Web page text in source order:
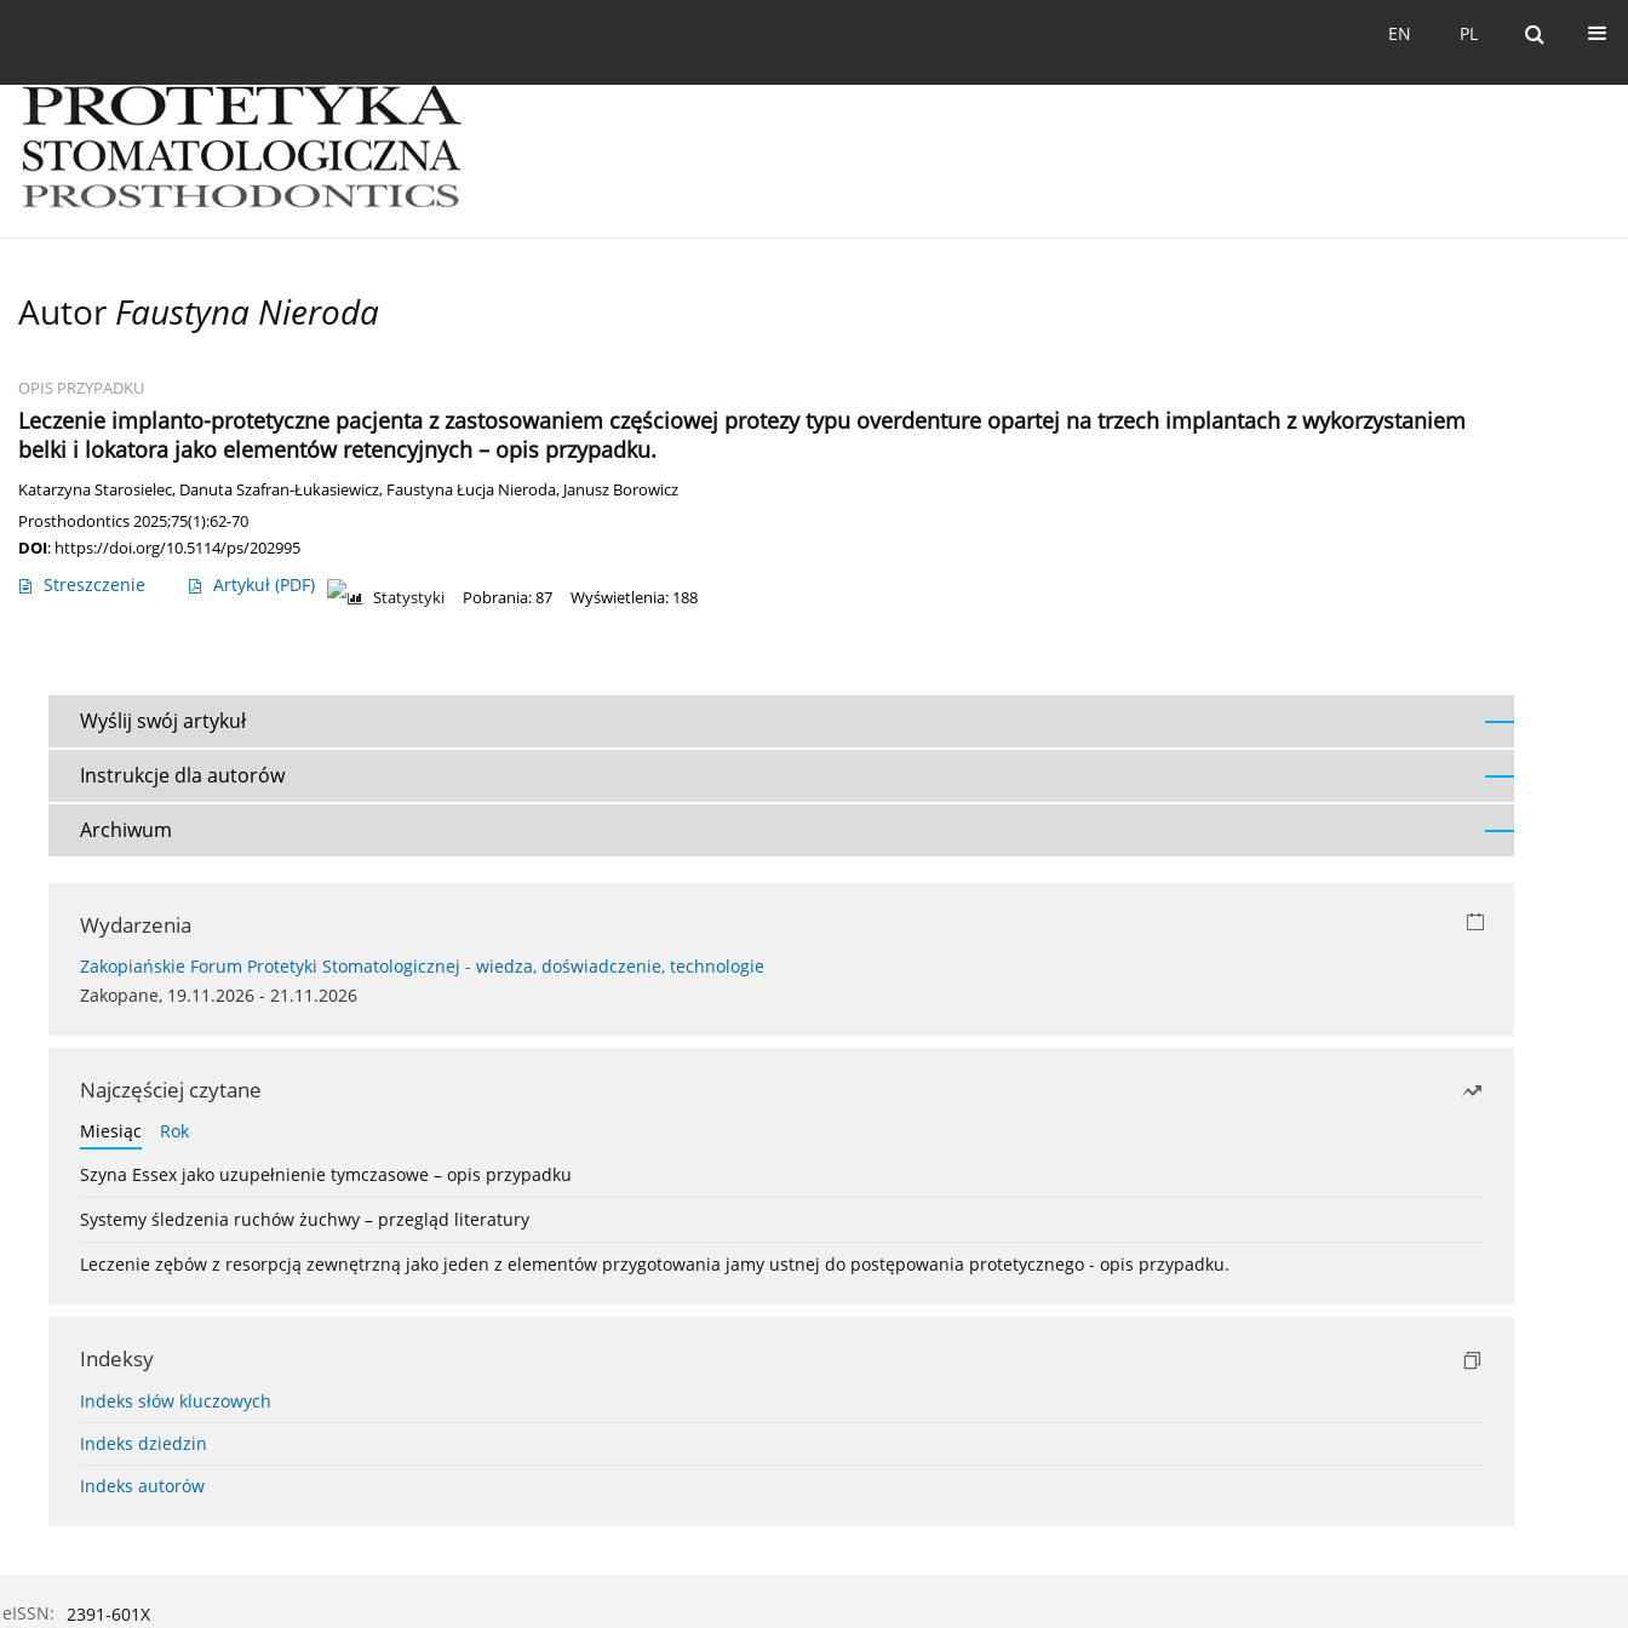
PL
EN PL
EN
Autor Faustyna Nieroda
OPIS PRZYPADKU
Leczenie implanto-protetyczne pacjenta z zastosowaniem częściowej protezy typu overdenture opartej na trzech implantach z wykorzystaniem
belki i lokatora jako elementów retencyjnych – opis przypadku.
Katarzyna Starosielec, Danuta Szafran-Łukasiewicz, Faustyna Łucja Nieroda, Janusz Borowicz
Prosthodontics 2025;75(1):62-70
DOI: https://doi.org/10.5114/ps/202995
Streszczenie Artykuł (PDF)
Statystyki Pobrania: 87 Wyświetlenia: 188
Wyślij swój artykuł
Instrukcje dla autorów
Archiwum
Wydarzenia
Zakopiańskie Forum Protetyki Stomatologicznej - wiedza, doświadczenie, technologie
Zakopane, 19.11.2026 - 21.11.2026
Najczęściej czytane
Miesiąc
Rok
Szyna Essex jako uzupełnienie tymczasowe – opis przypadku
Systemy śledzenia ruchów żuchwy – przegląd literatury
Leczenie zębów z resorpcją zewnętrzną jako jeden z elementów przygotowania jamy ustnej do postępowania protetycznego - opis przypadku.
Indeksy
Indeks słów kluczowych
Indeks dziedzin
Indeks autorów
eISSN: 2391-601X